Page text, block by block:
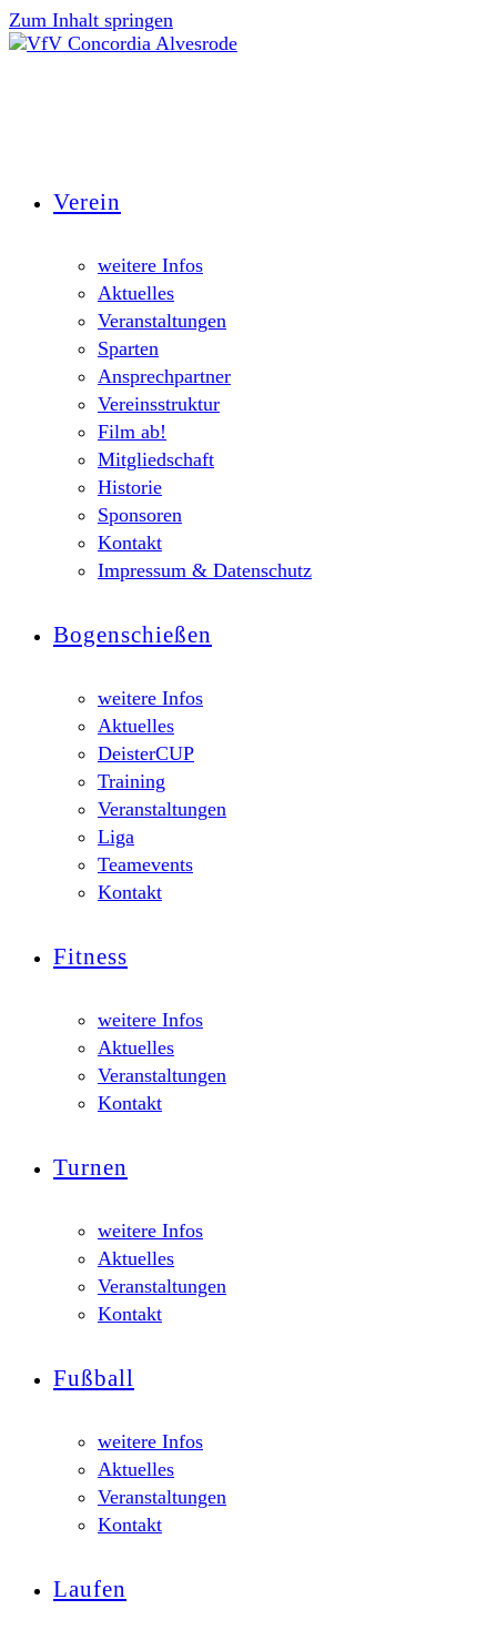
Zum Inhalt springen
Verein
weitere Infos
Aktuelles
Veranstaltungen
Sparten
Ansprechpartner
Vereinsstruktur
Film ab!
Mitgliedschaft
Historie
Sponsoren
Kontakt
Impressum & Datenschutz
Bogenschießen
weitere Infos
Aktuelles
DeisterCUP
Training
Veranstaltungen
Liga
Teamevents
Kontakt
Fitness
weitere Infos
Aktuelles
Veranstaltungen
Kontakt
Turnen
weitere Infos
Aktuelles
Veranstaltungen
Kontakt
Fußball
weitere Infos
Aktuelles
Veranstaltungen
Kontakt
Laufen